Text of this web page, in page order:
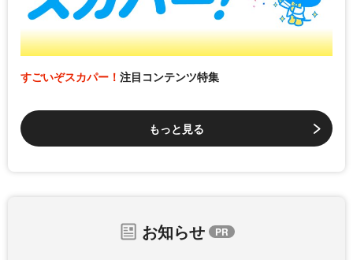
すごいぞスカパー！ 注目コンテンツ特集
もっと見る
お知らせ